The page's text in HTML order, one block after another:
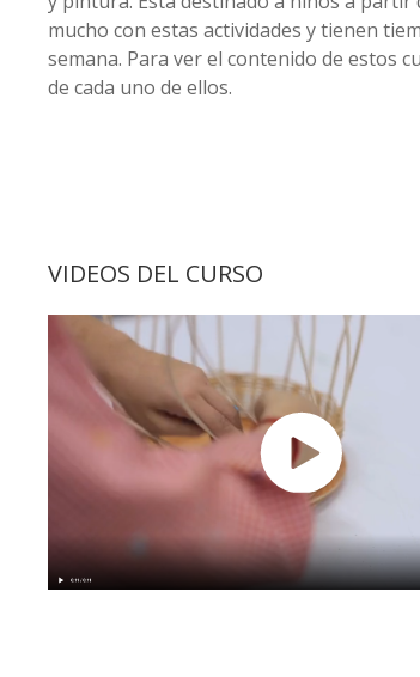
mucho con estas actividades y tienen
semana. Para ver el contenido de estos
de cada uno de ellos.
VIDEOS DEL CURSO